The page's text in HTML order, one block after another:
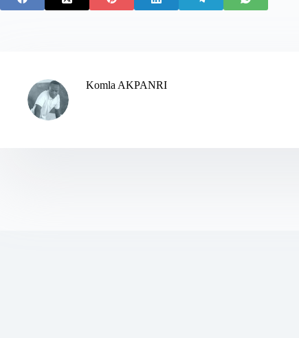
Komla AKPANRI